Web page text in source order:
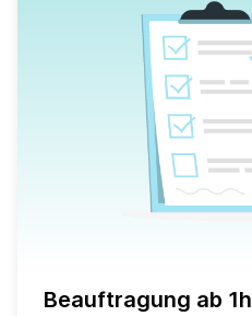
Beauftragung ab 1h